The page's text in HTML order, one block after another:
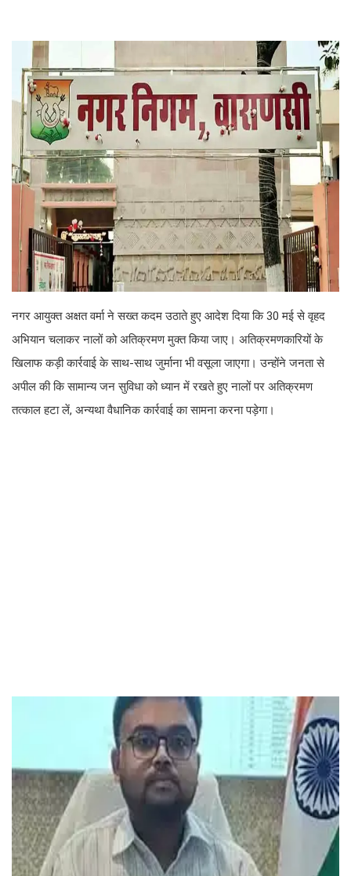
नगर आयुक्त अक्षत वर्मा ने सख्त कदम उठाते हुए आदेश दिया कि 30 मई से वृहद
अभियान चलाकर नालों को अतिक्रमण मुक्त किया जाए। अतिक्रमणकारियों के
खिलाफ कड़ी कार्रवाई के साथ-साथ जुर्माना भी वसूला जाएगा। उन्होंने जनता से
अपील की कि सामान्य जन सुविधा को ध्यान में रखते हुए नालों पर अतिक्रमण
तत्काल हटा लें, अन्यथा वैधानिक कार्रवाई का सामना करना पड़ेगा।